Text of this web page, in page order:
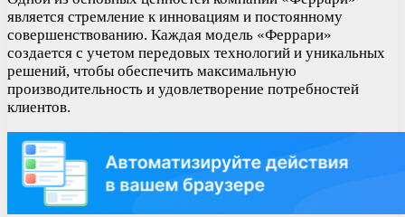
является стремление к инновациям и постоянному
совершенствованию. Каждая модель «Феррари»
создается с учетом передовых технологий и уникальных
решений, чтобы обеспечить максимальную
производительность и удовлетворение потребностей
клиентов.